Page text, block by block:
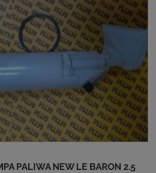
PALIWA NEW LE BARON 2.5